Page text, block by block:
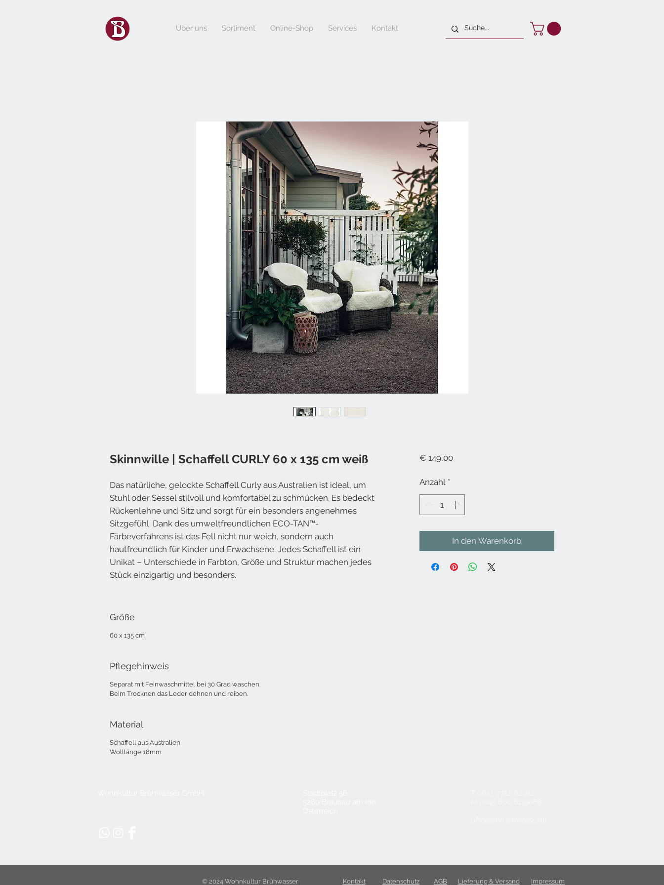
Über uns Sortiment Online-Shop Services Kontakt
Skinnwille | Schaffell CURLY 60 x 135 cm weiß
Das natürliche, gelockte Schaffell Curly aus Australien ist ideal, um
Stuhl oder Sessel stilvoll und komfortabel zu schmücken. Es bedeckt
Rückenlehne und Sitz und sorgt für ein besonders angenehmes
Sitzgefühl. Dank des umweltfreundlichen ECO-TAN™-
Färbeverfahrens ist das Fell nicht nur weich, sondern auch
hautfreundlich für Kinder und Erwachsene. Jedes Schaffell ist ein
Unikat – Unterschiede in Farbton, Größe und Struktur machen jedes
Stück einzigartig und besonders.
Größe
60 x 135 cm
Pflegehinweis
Separat mit Feinwaschmittel bei 30 Grad waschen.
Beim Trocknen das Leder dehnen und reiben.
Material
Schaffell aus Australien
Wolllänge 18mm
€ 149,00Preis
Anzahl *
In den Warenkorb
© 2024 Wohnkultur Brühwasser Kontakt Datenschutz AGB Lieferung & Versand Impressum